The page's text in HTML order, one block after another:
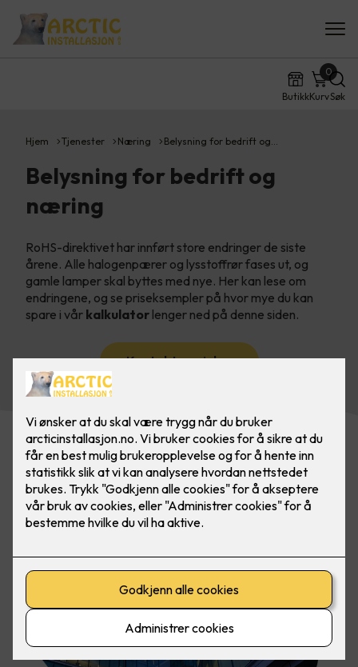
ButikkKurv
0
Søk
Hjem Tjenester Næring Belysning for bedrift og…
Belysning for bedrift og
næring
RoHS-direktivet har innført store endringer de siste
årene. Alle halogenpærer og lysstoffrør fases ut, og
gamle lamper skal byttes med nye. Her kan lese om
endringene, og se priseksempler på hvor mye du kan
spare i vår kalkulator lenger ned på denne siden.
Kontakt oss i dag